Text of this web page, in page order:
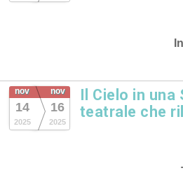
nov
14
2025
nov
16
2025
Il Cielo in una
teatrale che